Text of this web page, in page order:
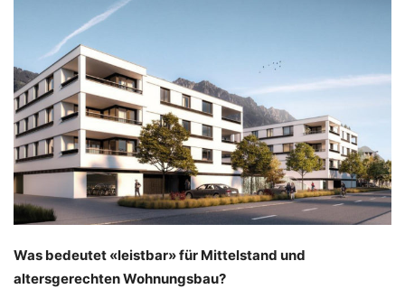
Was bedeutet «leistbar» für Mittelstand und
altersgerechten Wohnungsbau?